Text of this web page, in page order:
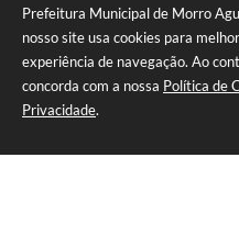
Prefeitura Municipal de Morro
nosso site usa cookies para
experiência de navegação. Ao
concorda com a nossa Política de
Privacidade.